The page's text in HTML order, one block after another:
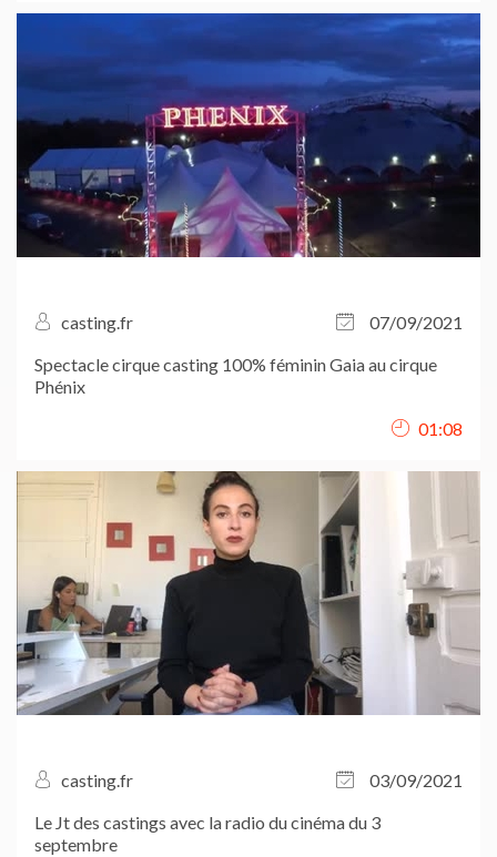
casting.fr
07/09/2021
Spectacle cirque casting 100% féminin Gaia au cirque
Phénix
01:08
casting.fr
03/09/2021
Le Jt des castings avec la radio du cinéma du 3
septembre